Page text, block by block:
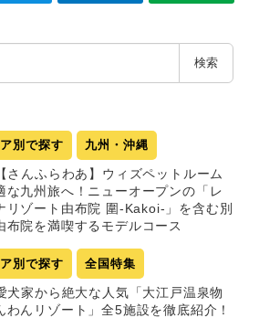
検索
別で探す 九州・沖縄
さんふらわあ】ウィズペットルーム
な九州旅へ！ニューオープンの「レ
リゾート由布院 圍-Kakoi-」を含む別
布院を満喫するモデルコース
別で探す 全国特集
犬家から絶大な人気「大江戸温泉物
わんリゾート」全5施設を徹底紹介！